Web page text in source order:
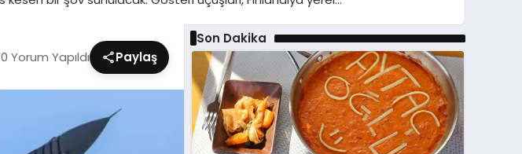
0 Yorum Yapıldı Paylaş
Son Dakika